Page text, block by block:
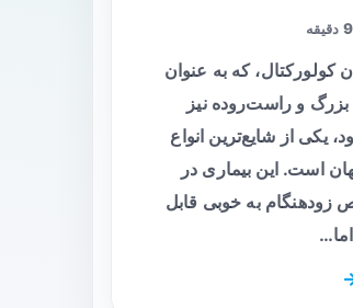
9 دقیقه
که به عنوان
و راست‌روده نیز
یکی از شایع‌ترین انواع
است. این بیماری در
به خوبی قابل